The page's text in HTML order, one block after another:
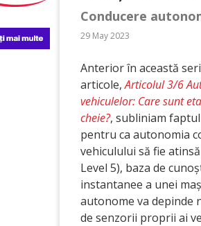
Conducere
29 May 2023
Anterior în această
articole,Articolul 3/6
vehiculelor: Care sunt
cheie?, subliniam faptul
pentru ca autonomia
vehiculului să fie atinsă
Level 5), baza de
instantanee a unei
autonome va depinde
de senzorii proprii ai